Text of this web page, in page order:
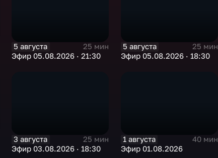
5 августа
25 мин
Эфир 05.08.2026 · 21:30
5 августа
25 мин
Эфир 05.08.2026 · 18:30
3 августа
25 мин
Эфир 03.08.2026 · 18:30
1 августа
40 мин
Эфир 01.08.2026